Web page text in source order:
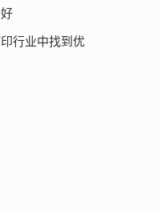
行业中找到优